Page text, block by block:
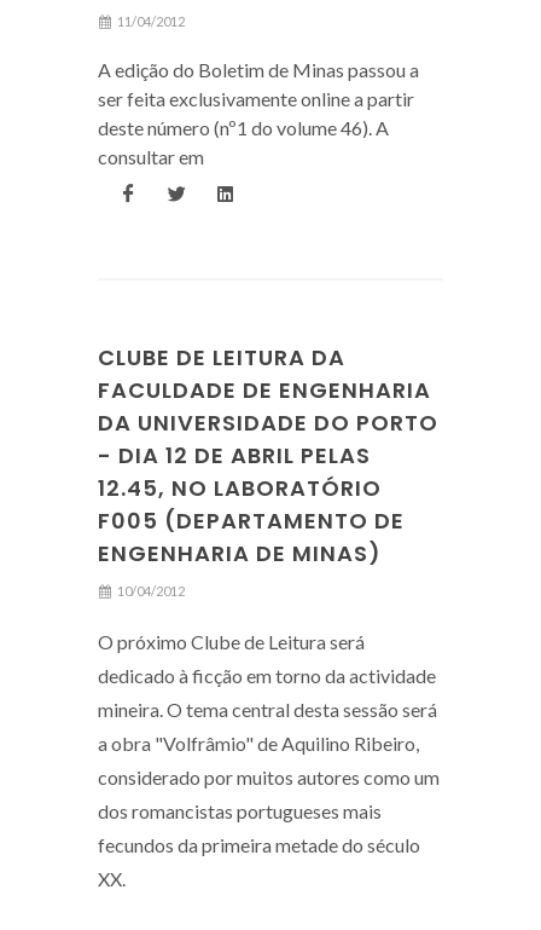
11/04/2012
A edição do Boletim de Minas passou a
ser feita exclusivamente online a partir
deste número (nº1 do volume 46). A
consultar em
CLUBE DE LEITURA DA
FACULDADE DE ENGENHARIA
DA UNIVERSIDADE DO PORTO
- DIA 12 DE ABRIL PELAS
12.45, NO LABORATÓRIO
F005 (DEPARTAMENTO DE
ENGENHARIA DE MINAS)
10/04/2012
O próximo Clube de Leitura será
dedicado à ficção em torno da actividade
mineira. O tema central desta sessão será
a obra "Volfrâmio" de Aquilino Ribeiro,
considerado por muitos autores como um
dos romancistas portugueses mais
fecundos da primeira metade do século
XX.